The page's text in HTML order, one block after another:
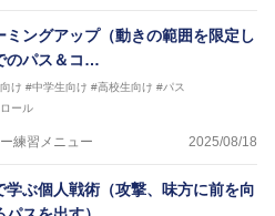
ミングアップ（動きの範囲を限定し
のパス＆コ…
け #中学生向け #高校生向け #パス
ール
練習メニュー 2025/08/18
学ぶ個人戦術（攻撃、味方に前を向